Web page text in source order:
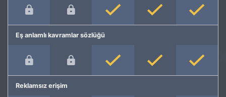
Eş anlamlı kavramlar sözlüğü
Reklamsız erişim